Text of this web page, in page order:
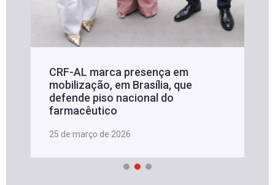
CRF-AL marca presença em
mobilização, em Brasília, que
defende piso nacional do
farmacêutico
25 de março de 2026